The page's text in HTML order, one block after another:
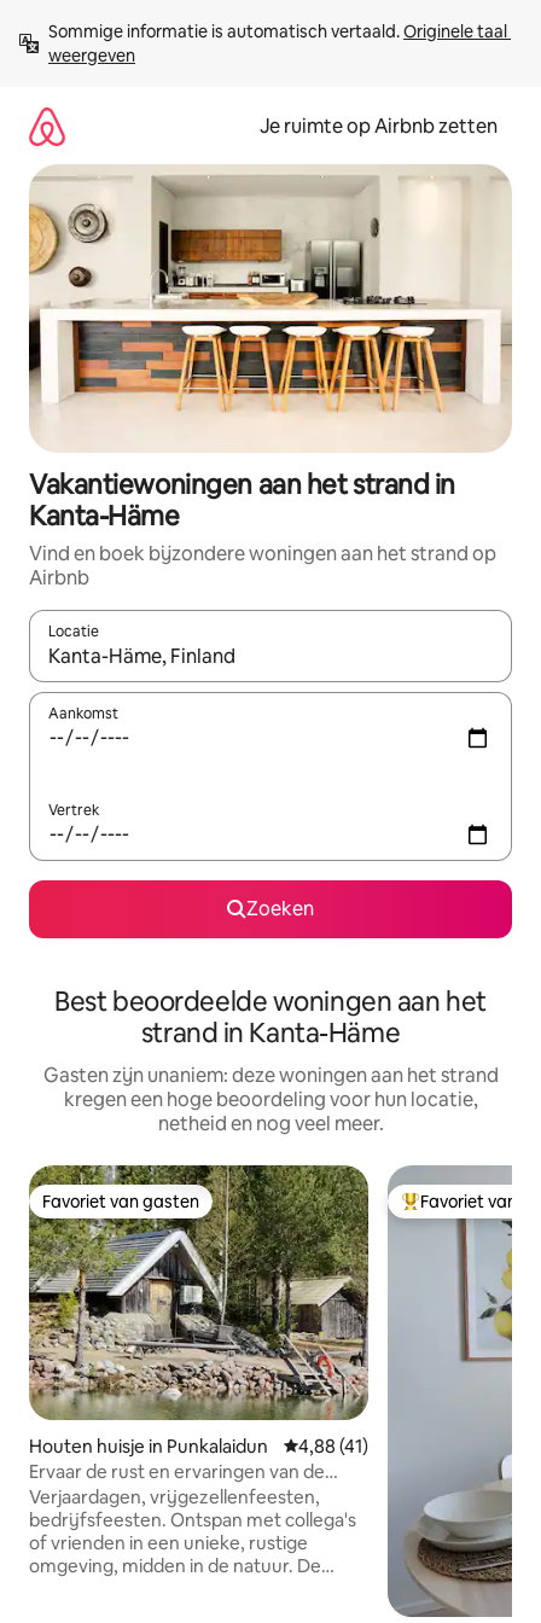
direct
naar
Sommige informatie is automatisch vertaald. Originele taal
weergeven
Je ruimte op Airbnb zetten
Vakantiewoningen aan het strand in
Kanta-Häme
Vind en boek bijzondere woningen aan het strand op
Airbnb
Locatie
Wanneer er suggesties beschikbaar zijn, maak je een keuze
Aankomst
Vertrek
Zoeken
Best beoordeelde woningen aan het
strand in Kanta-Häme
Gasten zijn unaniem: deze woningen aan het strand
kregen een hoge beoordeling voor hun locatie,
netheid en nog veel meer.
Favoriet van gasten
Favoriet van gasten
Houten huisje in Punkalaidun Gemiddelde beoordeling van
4,88 (41)
Ervaar de rust en ervaringen van de
natuur in Zuid-Finland.
Verjaardagen, vrijgezellenfeesten,
bedrijfsfeesten. Ontspan met collega's
of vrienden in een unieke, rustige
omgeving, midden in de natuur. De
Topfavoriet van
Favoriet van